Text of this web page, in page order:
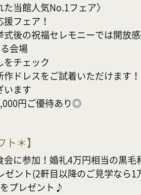
当館人気No.1フェア〉
フェア！
後の祝福セレモニーでは開放
会場
チェック
ドレスをご試着いただけます！
います
円ご優待あり◎
ト＊】
に参加！婚礼4万円相当の黒毛
ント(2軒目以降のご見学なら1
プレゼント♪